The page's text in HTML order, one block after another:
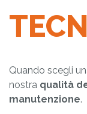
Quando scegli
nostra qualità
manutenzione.